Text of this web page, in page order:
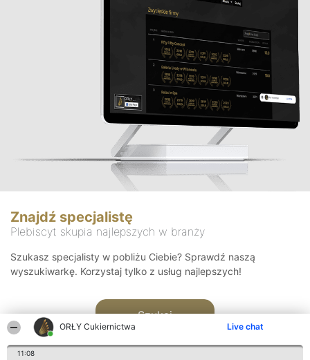
ORŁY Cukiernictwa Live chat
11:08
Znajdź specjalistę
Plebiscyt skupia najlepszych w branży
Szukasz specjalisty w pobliżu Ciebie? Sprawdź naszą
wyszukiwarkę. Korzystaj tylko z usług najlepszych!
Szukaj